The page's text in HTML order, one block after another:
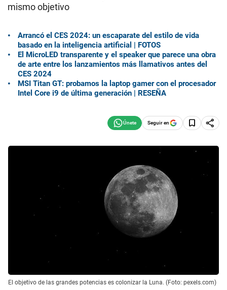
mismo objetivo
Arrancó el CES 2024: un escaparate del estilo de vida
basado en la inteligencia artificial | FOTOS
El MicroLED transparente y el speaker que parece una obra
de arte entre los lanzamientos más llamativos antes del
CES 2024
MSI Titan GT: probamos la laptop gamer con el procesador
Intel Core i9 de última generación | RESEÑA
Seguir en
El objetivo de las grandes potencias es colonizar la Luna. (Foto: pexels.com)